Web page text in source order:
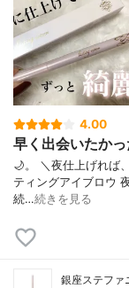
4.00
早く出会いたか
🌙。 ＼夜仕上げれば
ティングアイブロウ
続…続きを見る
銀座ステファ